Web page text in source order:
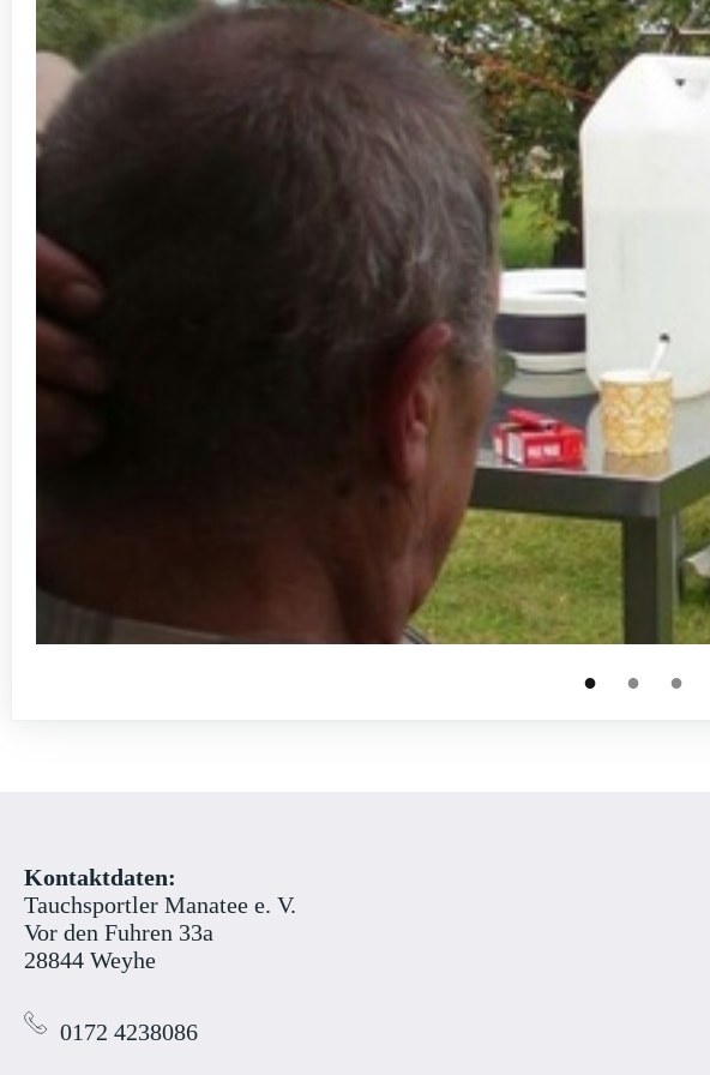
● ● ●
Kontaktdaten:
Tauchsportler Manatee e. V.
Vor den Fuhren 33a
28844 Weyhe
0172 4238086